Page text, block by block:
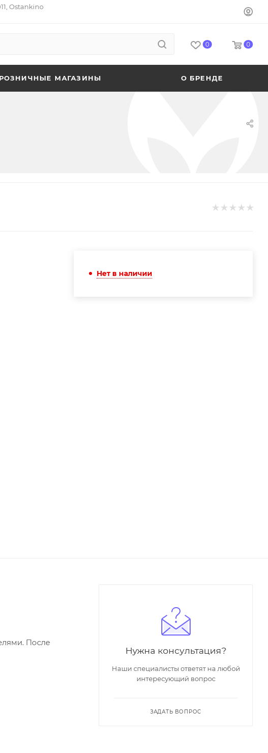
Ostankino
0 0
РОЗНИЧНЫЕ МАГАЗИНЫ О БРЕНДЕ
Нет в наличии
После
Нужна консультация?
Наши специалисты ответят на любой
интересующий вопрос
ЗАДАТЬ ВОПРОС